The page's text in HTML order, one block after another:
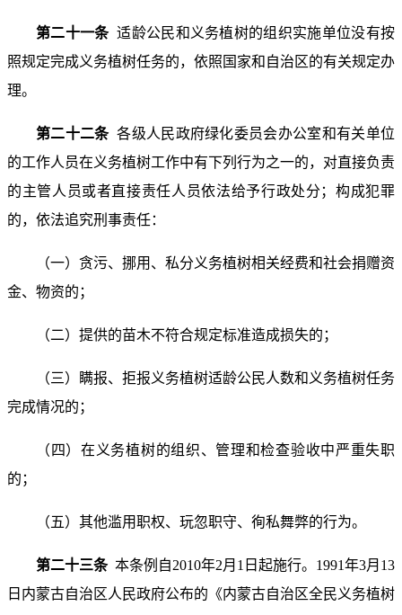
第二十一条适龄公民和义务植树的组织实施单位没有按
照规定完成义务植树任务的，依照国家和自治区的有关规定办
理。
第二十二条各级人民政府绿化委员会办公室和有关单位
的工作人员在义务植树工作中有下列行为之一的，对直接负责
的主管人员或者直接责任人员依法给予行政处分；构成犯罪
的，依法追究刑事责任：
（一）贪污、挪用、私分义务植树相关经费和社会捐赠资
金、物资的；
（二）提供的苗木不符合规定标准造成损失的；
（三）瞒报、拒报义务植树适龄公民人数和义务植树任务
完成情况的；
（四）在义务植树的组织、管理和检查验收中严重失职
的；
（五）其他滥用职权、玩忽职守、徇私舞弊的行为。
第二十三条 本条例自2010年2月1日起施行。1991年3月13
日内蒙古自治区人民政府公布的《内蒙古自治区全民义务植树